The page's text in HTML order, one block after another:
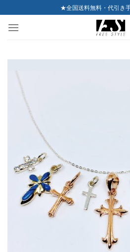
to
content
★全国送料無料・代引き